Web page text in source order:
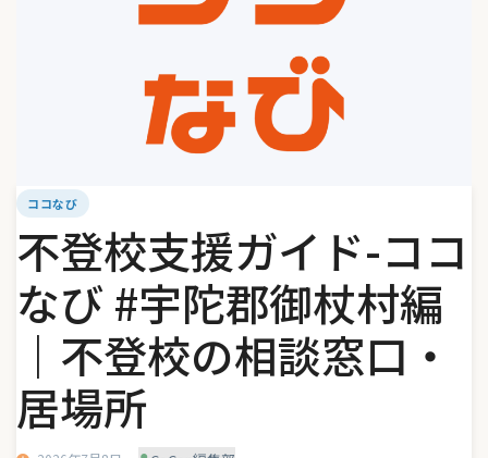
ココなび
不登校支援ガイド-ココ
なび #宇陀郡御杖村編
｜不登校の相談窓口・
居場所